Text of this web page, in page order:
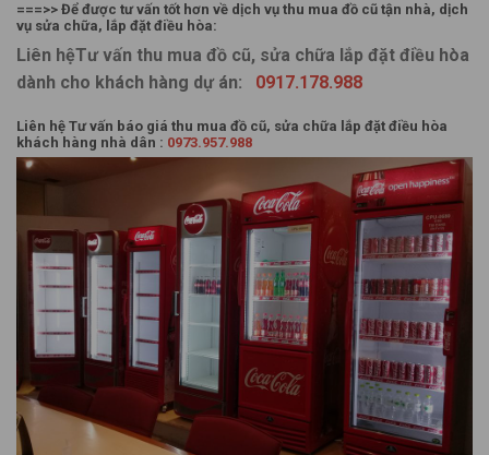
===>> Để được tư vấn tốt hơn về dịch vụ thu mua đồ cũ tận nhà, dịch
vụ sửa chữa, lắp đặt điều hòa:
Liên hệTư vấn thu mua đồ cũ, sửa chữa lắp đặt điều hòa
dành cho khách hàng dự án:
0917.178.988
Liên hệ Tư vấn báo giá thu mua đồ cũ, sửa chữa lắp đặt điều hòa
khách hàng nhà dân : 0973.957.988